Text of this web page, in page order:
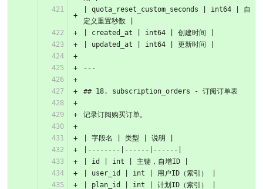
| quota_reset_custom_seconds | int64 | 自
定义重置秒数 |
| created_at | int64 | 创建时间 |
| updated_at | int64 | 更新时间 |
---
## 18. subscription_orders - 订阅订单表
记录订阅购买订单。
| 字段名 | 类型 | 说明 |
|--------|------|------|
| id | int | 主键，自增ID |
| user_id | int | 用户ID（索引） |
| plan_id | int | 计划ID（索引） |